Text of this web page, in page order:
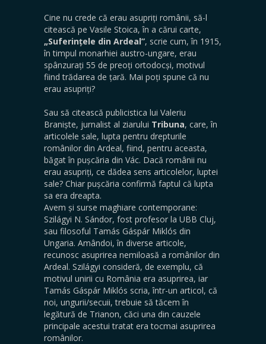
Cine nu crede că erau asupriți românii, să-l
citească pe Vasile Stoica, în a cărui carte,
„Suferințele din Ardeal”, scrie cum, în 1915,
în timpul monarhiei austro-ungare, erau
spânzurați 55 de preoți ortodocși, motivul
fiind trădarea de țară. Mai poți spune că nu
erau asupriți?
Sau să citească publicistica lui Valeriu
Braniște, jurnalist al ziarului Tribuna, care, în
articolele sale, lupta pentru drepturile
românilor din Ardeal, fiind, pentru aceasta,
băgat în pușcăria din Vác. Dacă românii nu
erau asupriți, ce dădea sens articolelor, luptei
sale? Chiar pușcăria confirmă faptul că lupta
sa era dreapta.
Avem și surse maghiare contemporane:
Szilágyi N. Sándor, fost profesor la UBB Cluj,
sau filosoful Tamás Gáspár Miklós din
Ungaria. Amândoi, în diverse articole,
recunosc asuprirea nemiloasă a românilor din
Ardeal. Szilágyi consideră, de exemplu, că
motivul unirii cu România era asuprirea, iar
Tamás Gáspár Miklós scria, într-un articol, că
noi, ungurii/secuii, trebuie să tăcem în
legătură de Trianon, căci una din cauzele
principale acestui tratat era tocmai asuprirea
românilor.